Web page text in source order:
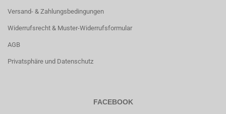
Versand- & Zahlungsbedingungen
Widerrufsrecht & Muster-Widerrufsformular
AGB
Privatsphäre und Datenschutz
FACEBOOK